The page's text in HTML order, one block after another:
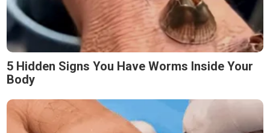
5 Hidden Signs You Have Worms Inside Your
Body